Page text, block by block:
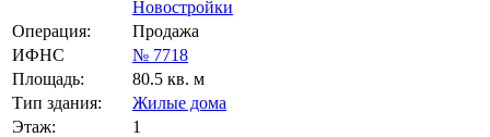
Новостройки
Операция:
Продажа
ИФНС
№ 7718
Площадь:
80.5 кв. м
Тип здания:
Жилые дома
Этаж:
1